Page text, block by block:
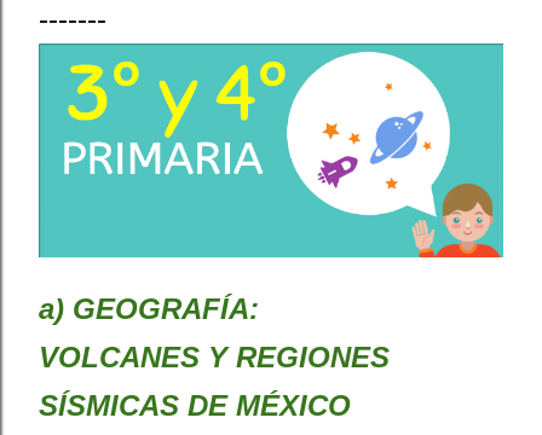
-------
a) GEOGRAFÍA:
VOLCANES Y REGIONES
SÍSMICAS DE MÉXICO